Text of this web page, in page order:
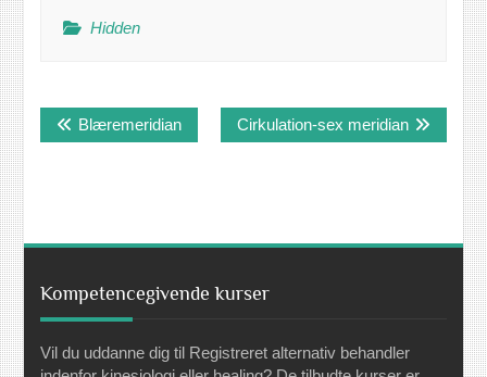
Hidden
Blæremeridian Cirkulation-sex meridian
Kompetencegivende kurser
Vil du uddanne dig til Registreret alternativ behandler